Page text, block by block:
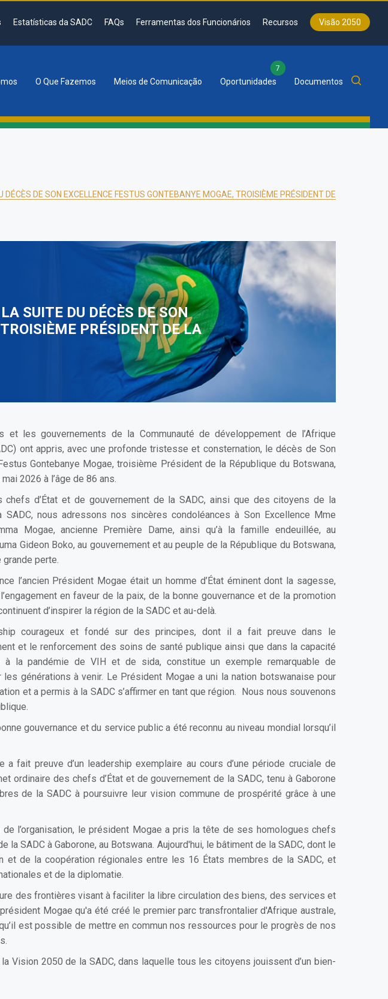
Estatísticas da SADC FAQs Ferramentas dos Funcionários Recursos Visão 2050
O Que Fazemos Meios de Comunicação Oportunidades
7
Documentos
DE SON EXCELLENCE FESTUS GONTEBANYE MOGAE, TROISIÈME PRÉSIDENT DE
SUITE DU DÉCÈS DE SON
PRÉSIDENT DE LA
et les gouvernements de la Communauté de développement de l’Afrique
ont appris, avec une profonde tristesse et consternation, le décès de Son
Gontebanye Mogae, troisième Président de la République du Botswana,
2026 à l’âge de 86 ans.
chefs d’État et de gouvernement de la SADC, ainsi que des citoyens de la
SADC, nous adressons nos sincères condoléances à Son Excellence Mme
Mogae, ancienne Première Dame, ainsi qu’à la famille endeuillée, au
Gideon Boko, au gouvernement et au peuple de la République du Botswana,
perte.
l’ancien Président Mogae était un homme d’État éminent dont la sagesse,
en faveur de la paix, de la bonne gouvernance et de la promotion
d’inspirer la région de la SADC et au-delà.
courageux et fondé sur des principes, dont il a fait preuve dans le
et le renforcement des soins de santé publique ainsi que dans la capacité
à la pandémie de VIH et de sida, constitue un exemple remarquable de
générations à venir. Le Président Mogae a uni la nation botswanaise pour
et a permis à la SADC s’affirmer en tant que région. Nous nous souvenons
gouvernance et du service public a été reconnu au niveau mondial lorsqu’il
fait preuve d’un leadership exemplaire au cours d’une période cruciale de
ordinaire des chefs d’État et de gouvernement de la SADC, tenu à Gaborone
de la SADC à poursuivre leur vision commune de prospérité grâce à une
l’organisation, le président Mogae a pris la tête de ses homologues chefs
SADC à Gaborone, au Botswana. Aujourd'hui, le bâtiment de la SADC, dont le
de la coopération régionales entre les 16 États membres de la SADC, et
et de la diplomatie.
des frontières visant à faciliter la libre circulation des biens, des services et
Mogae qu'a été créé le premier parc transfrontalier d'Afrique australe,
est possible de mettre en commun nos ressources pour le progrès de nos
2050 de la SADC, dans laquelle tous les citoyens jouissent d’un bien-